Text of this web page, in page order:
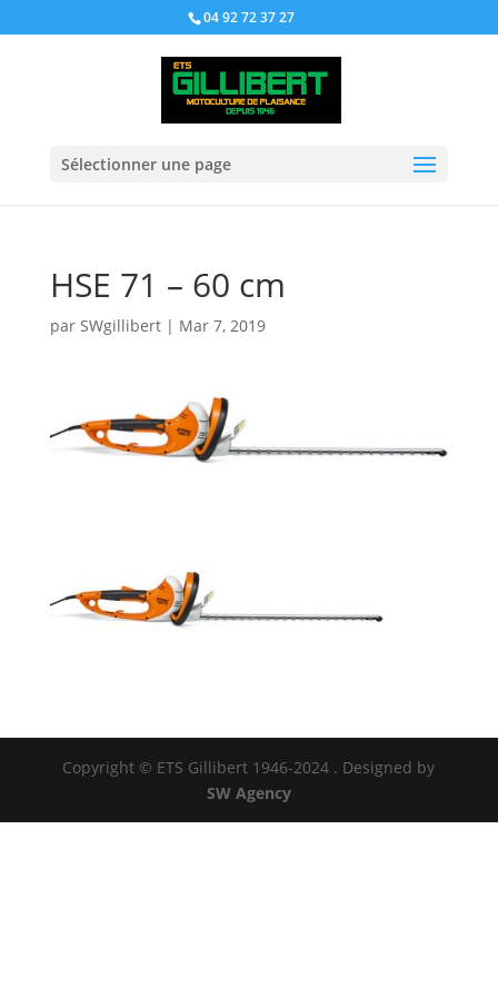
04 92 72 37 27
Sélectionner une page
HSE 71 – 60 cm
par SWgillibert| Mar 7, 2019
Copyright © ETS Gillibert 1946-2024 . Designed by
SW Agency